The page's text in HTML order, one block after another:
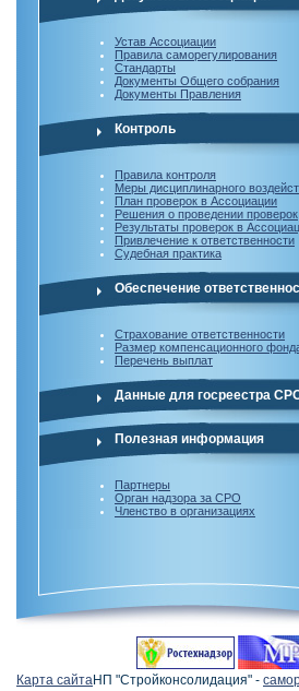
Устав Ассоциации
Правила саморегулирования
Стандарты
Документы Общего собрания
Документы Правления
Контроль
Правила контроля
Меры дисциплинарного
План проверок в Ассоциации
Решения о проведении проверок
Результаты проверок в
Привлечение к ответственности
Судебная практика
Обеспечение
Страхование ответственности
Размер компенсационного
Перечень выплат
Данные для госреестра
Полезная информация
Партнеры
Орган надзора за СРО
Членство в организациях
Карта сайтаНП "Стройконсолидация" -